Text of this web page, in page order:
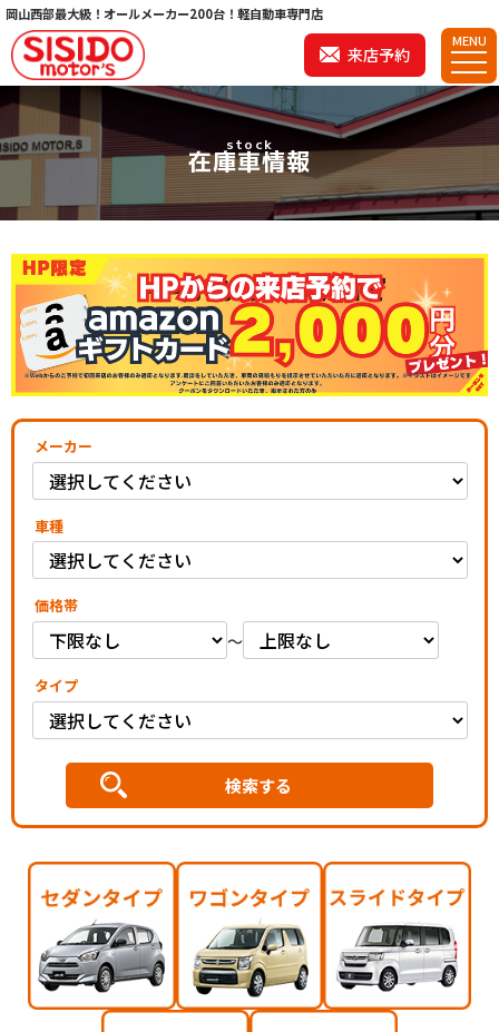
岡山西部最大級！オールメーカー200台！軽自動車専門店
来店予約
MENU
stock
在庫車情報
メーカー
車種
価格帯
～
タイプ